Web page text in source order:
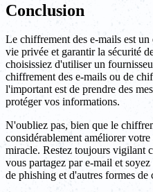
Conclusion
Le chiffrement des e-mails est
vie privée et garantir la sécurité
choisissiez d'utiliser un
chiffrement des e-mails ou de
l'important est de prendre des
protéger vos informations.
N'oubliez pas, bien que le
considérablement améliorer
miracle. Restez toujours vigilant
vous partagez par e-mail et
de phishing et d'autres formes